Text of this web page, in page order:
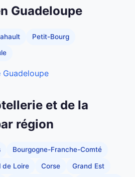
Guadeloupe
Petit-Bourg
et de la
région
Bourgogne-Franche-Comté
de Loire Corse Grand Est